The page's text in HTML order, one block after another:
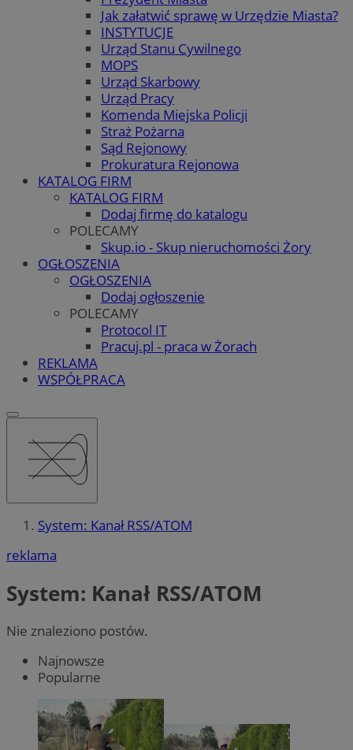
Jak załatwić sprawę w Urzędzie Miasta?
INSTYTUCJE
Urząd Stanu Cywilnego
MOPS
Urząd Skarbowy
Urząd Pracy
Komenda Miejska Policji
Straż Pożarna
Sąd Rejonowy
Prokuratura Rejonowa
KATALOG FIRM
KATALOG FIRM
Dodaj firmę do katalogu
POLECAMY
Skup.io - Skup nieruchomości Żory
OGŁOSZENIA
OGŁOSZENIA
Dodaj ogłoszenie
POLECAMY
Protocol IT
Pracuj.pl - praca w Żorach
REKLAMA
WSPÓŁPRACA
System: Kanał RSS/ATOM
reklama
System: Kanał RSS/ATOM
Nie znaleziono postów.
Najnowsze
Popularne